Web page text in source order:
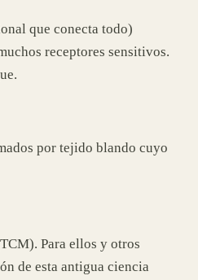
que conecta todo)
receptores sensitivos.
por tejido blando cuyo
Para ellos y otros
de esta antigua ciencia